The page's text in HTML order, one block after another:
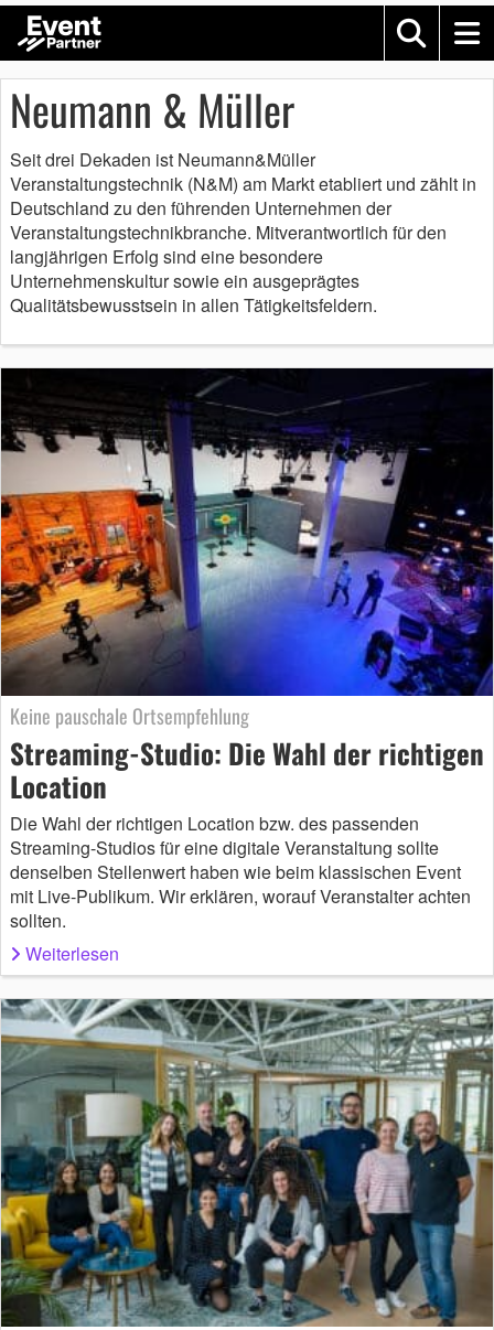
Neumann & Müller
Seit drei Dekaden ist Neumann&Müller
Veranstaltungstechnik (N&M) am Markt etabliert und zählt in
Deutschland zu den führenden Unternehmen der
Veranstaltungstechnikbranche. Mitverantwortlich für den
langjährigen Erfolg sind eine besondere
Unternehmenskultur sowie ein ausgeprägtes
Qualitätsbewusstsein in allen Tätigkeitsfeldern.
Keine pauschale Ortsempfehlung
Streaming-Studio: Die Wahl der richtigen
Location
Die Wahl der richtigen Location bzw. des passenden
Streaming-Studios für eine digitale Veranstaltung sollte
denselben Stellenwert haben wie beim klassischen Event
mit Live-Publikum. Wir erklären, worauf Veranstalter achten
sollten.
Weiterlesen